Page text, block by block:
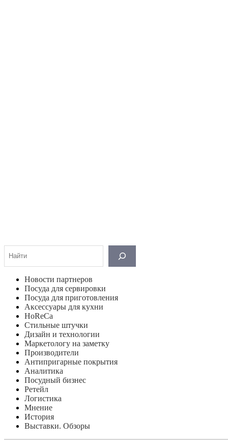
Новости партнеров
Посуда для сервировки
Посуда для приготовления
Аксессуары для кухни
HoReCa
Стильные штучки
Дизайн и технологии
Маркетологу на заметку
Производители
Антипригарные покрытия
Аналитика
Посудный бизнес
Ретейл
Логистика
Мнение
История
Выставки. Обзоры